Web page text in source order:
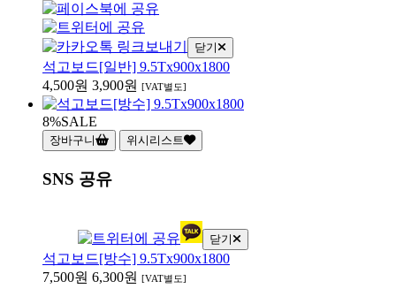
닫기
석고보드[일반] 9.5Tx900x1800
4,500원 3,900원 [VAT별도]
8%SALE
장바구니 위시리스트
SNS 공유
닫기
석고보드[방수] 9.5Tx900x1800
7,500원 6,300원 [VAT별도]